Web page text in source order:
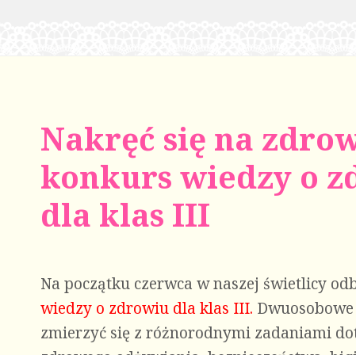
Nakręć się na
konkurs wiedzy o
dla klas III
Na początku czerwca w naszej świetlicy
wiedzy o zdrowiu dla klas III.
zmierzyć się z różnorodnymi zadaniami